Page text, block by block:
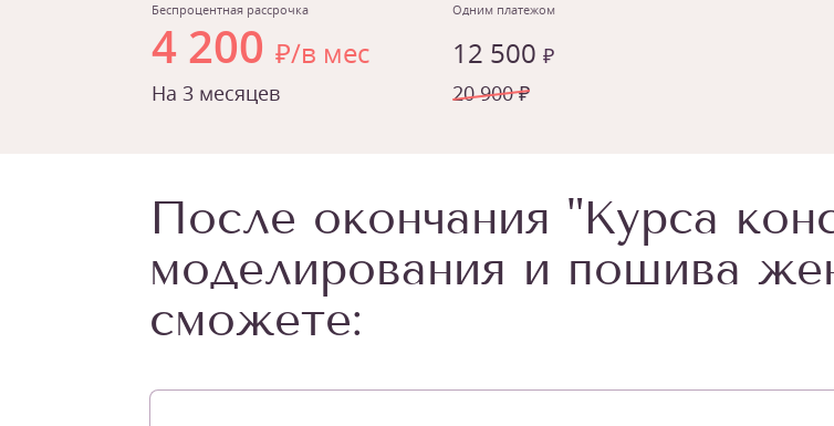
Беспроцентная рассрочка
4 200 ₽/в мес
На 3 месяцев
Одним платежом
12 500 ₽
20 900 ₽
После окончания "Курса
моделирования и пошива
сможете: